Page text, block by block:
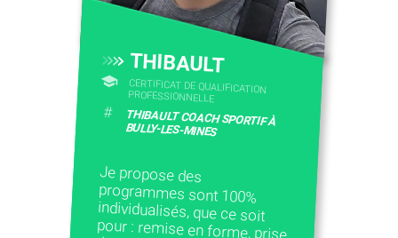
THIBAULT
CERTIFICAT DE QUALIFICATION
PROFESSIONNELLE
# THIBAULT COACH SPORTIF À
BULLY-LES-MINES
Je propose des
programmes sont 100%
individualisés, que ce soit
pour : remise en forme, prise
de muscle, perte de poids,